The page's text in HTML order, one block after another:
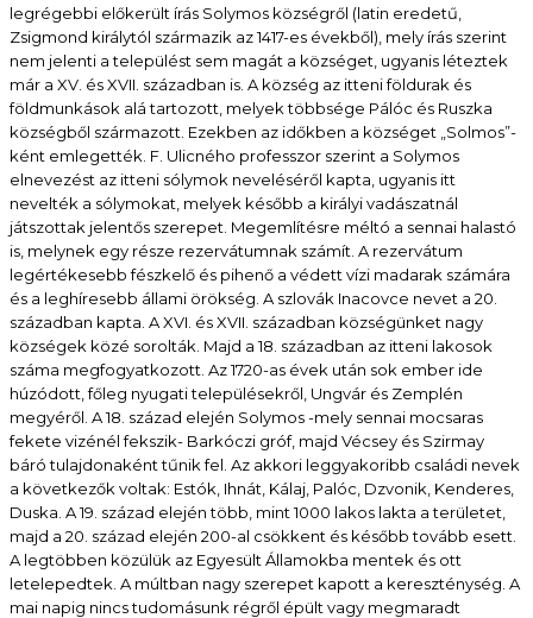
legrégebbi előkerült írás Solymos községről (latin eredetű,
Zsigmond királytól származik az 1417-es évekből), mely írás szerint
nem jelenti a települést sem magát a községet, ugyanis léteztek
már a XV. és XVII. században is. A község az itteni földurak és
földmunkások alá tartozott, melyek többsége Pálóc és Ruszka
községből származott. Ezekben az időkben a községet „Solmos”-
ként emlegették. F. Ulicného professzor szerint a Solymos
elnevezést az itteni sólymok neveléséről kapta, ugyanis itt
nevelték a sólymokat, melyek később a királyi vadászatnál
játszottak jelentős szerepet. Megemlítésre méltó a sennai halastó
is, melynek egy része rezervátumnak számít. A rezervátum
legértékesebb fészkelő és pihenő a védett vízi madarak számára
és a leghíresebb állami örökség. A szlovák Inacovce nevet a 20.
században kapta. A XVI. és XVII. században községünket nagy
községek közé sorolták. Majd a 18. században az itteni lakosok
száma megfogyatkozott. Az 1720-as évek után sok ember ide
húzódott, főleg nyugati településekről, Ungvár és Zemplén
megyéről. A 18. század elején Solymos -mely sennai mocsaras
fekete vizénél fekszik- Barkóczi gróf, majd Vécsey és Szirmay
báró tulajdonaként tűnik fel. Az akkori leggyakoribb családi nevek
a következők voltak: Estók, Ihnát, Kálaj, Palóc, Dzvonik, Kenderes,
Duska. A 19. század elején több, mint 1000 lakos lakta a területet,
majd a 20. század elején 200-al csökkent és később tovább esett.
A legtöbben közülük az Egyesült Államokba mentek és ott
letelepedtek. A múltban nagy szerepet kapott a kereszténység. A
mai napig nincs tudomásunk régről épült vagy megmaradt